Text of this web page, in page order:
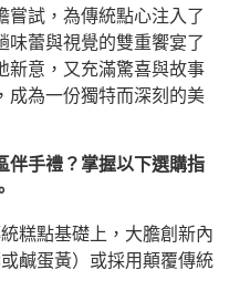
嘗試，為傳統點心注入了
味蕾與視覺的雙重饗宴了
新意，又充滿驚喜與故事
成為一份獨特而深刻的美
伴手禮？掌握以下選購指
糕點基礎上，大膽創新內
鹹蛋黃）或採用顛覆傳統